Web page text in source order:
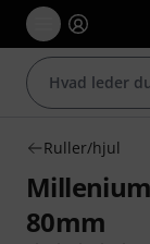
Ruller/hjul
80mm